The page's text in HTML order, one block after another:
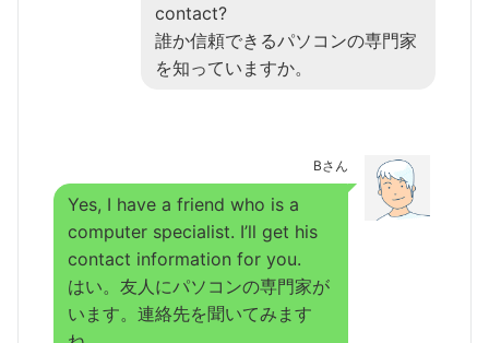
contact?
誰か信頼できるパソコンの専門家
を知っていますか。
Bさん
Yes, I have a friend who is a
computer specialist. I’ll get his
contact information for you.
はい。友人にパソコンの専門家が
います。連絡先を聞いてみます